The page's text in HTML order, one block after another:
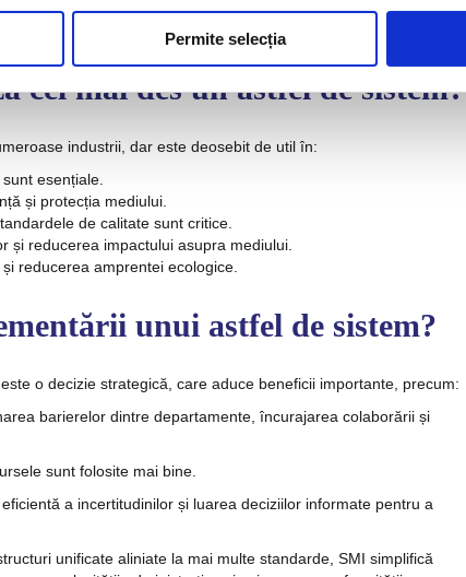
Permite selecția
ă cel mai des un astfel de sistem?
industrii, dar este deosebit de util în:
esențiale.
și protecția mediului.
de calitate sunt critice.
și reducerea impactului asupra mediului.
reducerea amprentei ecologice.
unui astfel de sistem?
o decizie strategică, care aduce beneficii importante, precum:
barierelor dintre departamente, încurajarea colaborării și
sunt folosite mai bine.
a incertitudinilor și luarea deciziilor informate pentru a
unificate aliniate la mai multe standarde, SMI simplifică